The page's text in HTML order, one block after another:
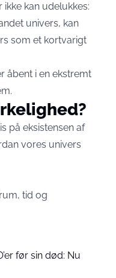
ikke kan udelukkes:
univers, kan
som et kortvarigt
åbent i en ekstremt
på eksistensen af
vores univers
tid og
før sin død: Nu